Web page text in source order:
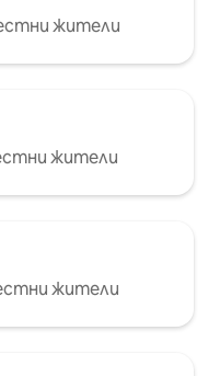
жители
жители
жители